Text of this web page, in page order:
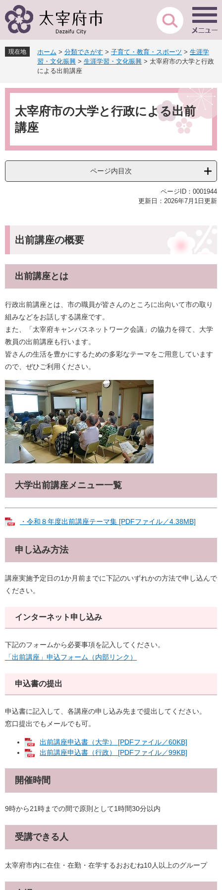
ー
先
頭
。
ニ
を
飛
て
現在地 ホーム > 分類でさがす > 子育て・教育・スポーツ > 生涯学
習・文化振興 > 生涯学習・文化振興 > 太宰府市の大学と行政
による出前講座
本
太宰府市の大学と行政による出前
講座
ページ内目次
ページID：0001944
更新日：2026年7月1日更新
出前講座の概要
出前講座とは
行政出前講座とは、市の職員が皆さんのところに出向いて市の取り
組みなどをお話しする講座です。
また、「太宰府キャンパスネットワーク会議」の協力を得て、大学
教員の出前講座も行います。
皆さんの生活を豊かにするための多彩なテーマをご用意しています
ので、ぜひご利用ください。
大学出前講座メニュー一覧
・令和８年度出前講座テーマ集 [PDFファイル／4.38MB]
申し込み方法
講座実施予定日の1か月前までに下記のいずれかの方法で申し込んで
ください。
インターネット申し込み
下記のフォームから必要事項を記入してください。
「出前講座」申込フォーム（内部リンク）
申込書の提出
申込書に記入して、各講座の申し込み先まで提出してください。
窓口提出でもメールでも可。
出前講座申込書（大学） [PDFファイル／60KB]
出前講座申込書（行政） [PDFファイル／99KB]
開催時間
9時から21時までの間で原則として1時間30分以内
受講できる人
太宰府市内に在住・在勤・在学するおおむね10人以上のグループ